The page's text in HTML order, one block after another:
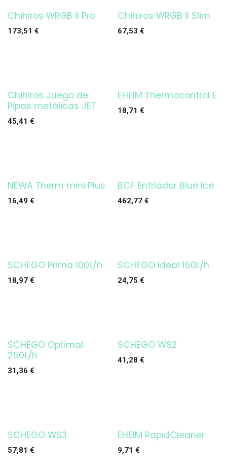
Chihiros WRGB II Pro
173,51 € ¡OFERTA!
Chihiros WRGB II Slim
67,53 €
Chihiros Juego de
Pipas metálicas JET
45,41 €
¡OFERTA!
EHEIM Thermocontrol E
18,71 €
NEWA Therm mini Plus
16,49 €
BCF Enfriador Blue Ice
462,77€
SCHEGO Prima 100L/h
18,97 €
SCHEGO Ideal 150L/h
24,75 €
SCHEGO Optimal
250L/h
31,36 €
SCHEGO WS2
41,28 €
SCHEGO WS3
57,81 € ¡OFERTA!
EHEIM RapidCleaner
9,71 €